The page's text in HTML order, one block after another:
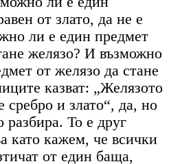
от злато, да не е
ли е един предмет
желязо? И възможно
от желязо да стане
казват: „Желязото
сребро и злато“, да, но
разбира. То е друг
като кажем, че всички
от един баща,